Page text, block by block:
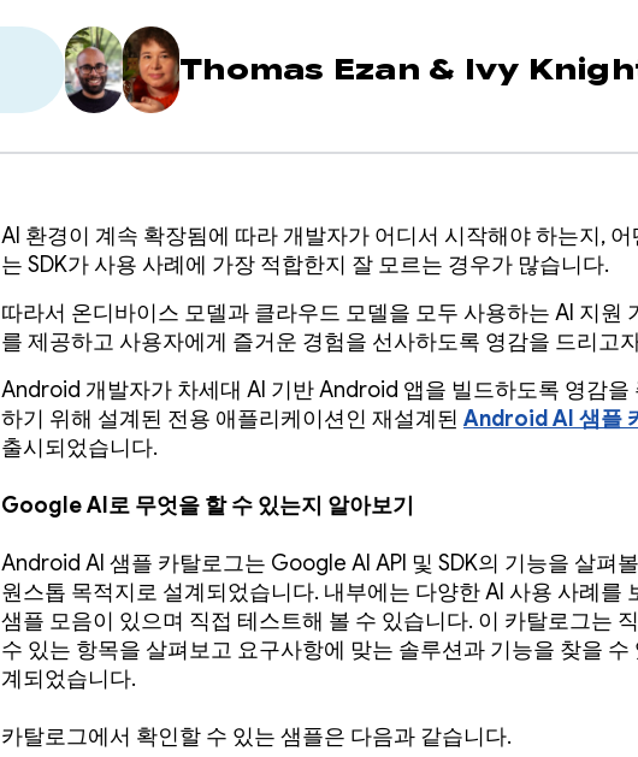
Thomas Ezan & Ivy
AI 환경이 계속 확장됨에 따라 개발자가 어디서 시작해야 하는지, 어
는 SDK가 사용 사례에 가장 적합한지 잘 모르는 경우가 많습니다.
따라서 온디바이스 모델과 클라우드 모델을 모두 사용하는 AI 지원
를 제공하고 사용자에게 즐거운 경험을 선사하도록 영감을 드리고
Android 개발자가 차세대 AI 기반 Android 앱을 빌드하도록 영감을
하기 위해 설계된 전용 애플리케이션인 재설계된 Android AI 샘플
출시되었습니다.
Google AI로 무엇을 할 수 있는지 알아보기
Android AI 샘플 카탈로그는 Google AI API 및 SDK의 기능을 살펴
원스톱 목적지로 설계되었습니다. 내부에는 다양한 AI 사용 사례를
샘플 모음이 있으며 직접 테스트해 볼 수 있습니다. 이 카탈로그는
수 있는 항목을 살펴보고 요구사항에 맞는 솔루션과 기능을 찾을 수
계되었습니다.
카탈로그에서 확인할 수 있는 샘플은 다음과 같습니다.